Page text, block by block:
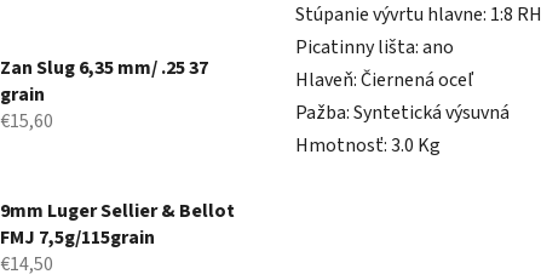
Zan Slug 6,35 mm/ .25 37
grain
€15,60
9mm Luger Sellier & Bellot
FMJ 7,5g/115grain
€14,50
Stúpanie vývrtu hlavne: 1:8 RH
Picatinny lišta: ano
Hlaveň: Čiernená oceľ
Pažba: Syntetická výsuvná
Hmotnosť: 3.0 Kg